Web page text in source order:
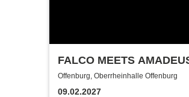
FALCO MEETS
Offenburg, Oberrheinhalle Offenburg
09.02.2027